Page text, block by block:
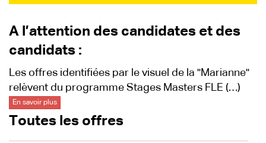
A l’attention des candidates et des
candidats :
Les offres identifiées par le visuel de la "Marianne"
relèvent du programme Stages Masters FLE (…)
En savoir plus
Toutes les offres